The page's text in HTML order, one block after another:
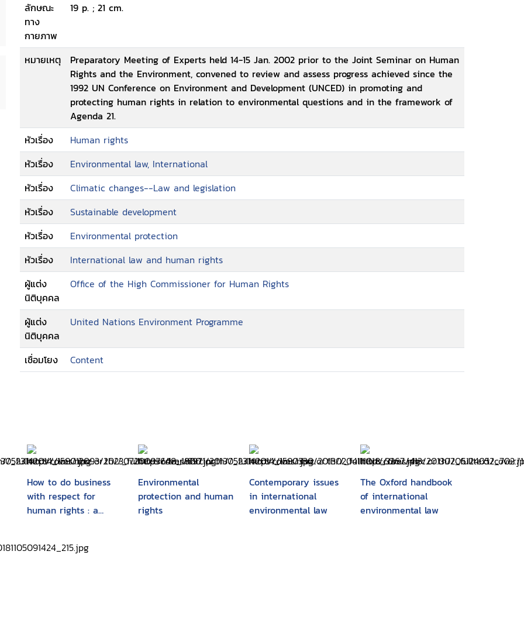
ลักษณะ
ทาง
กายภาพ
19 p. ; 21 cm.
หมายเหตุ
Preparatory Meeting of Experts held 14-15 Jan. 2002 prior to the Joint Seminar on Human
Rights and the Environment, convened to review and assess progress achieved since the
1992 UN Conference on Environment and Development (UNCED) in promoting and
protecting human rights in relation to environmental questions and in the framework of
Agenda 21.
หัวเรื่อง
Human rights
หัวเรื่อง
Environmental law, International
หัวเรื่อง
Climatic changes--Law and legislation
หัวเรื่อง
Sustainable development
หัวเรื่อง
Environmental protection
หัวเรื่อง
International law and human rights
ผู้แต่ง
นิติบุคคล
Office of the High Commissioner for Human Rights
ผู้แต่ง
นิติบุคคล
United Nations Environment Programme
เชื่อมโยง Content
How to do business
with respect for
human rights : a
Environmental
protection and human
rights
Contemporary issues
in international
environmental law
The Oxford handbook
of international
environmental law